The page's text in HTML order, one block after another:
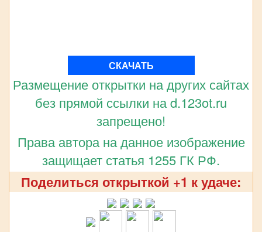
СКАЧАТЬ
Размещение открытки на других сайтах
без прямой ссылки на d.123ot.ru
запрещено!
Права автора на данное изображение
защищает статья 1255 ГК РФ.
Поделиться открыткой +1 к удаче: